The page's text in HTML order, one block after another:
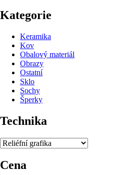
Kategorie
Keramika
Kov
Obalový materiál
Obrazy
Ostatní
Sklo
Sochy
Šperky
Technika
Cena